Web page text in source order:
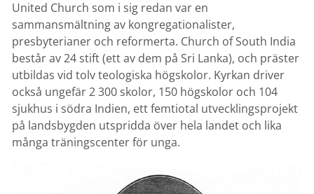
United Church som i sig redan var en
sammansmältning av kongregationalister,
presbyterianer och reformerta. Church of South India
består av 24 stift (ett av dem på Sri Lanka), och präster
utbildas vid tolv teologiska högskolor. Kyrkan driver
också ungefär 2 300 skolor, 150 högskolor och 104
sjukhus i södra Indien, ett femtiotal utvecklingsprojekt
på landsbygden utspridda över hela landet och lika
många träningscenter för unga.